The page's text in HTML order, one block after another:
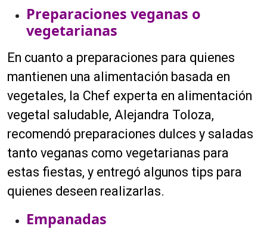
Preparaciones veganas o
vegetarianas
En cuanto a preparaciones para quienes
mantienen una alimentación basada en
vegetales, la Chef experta en alimentación
vegetal saludable, Alejandra Toloza,
recomendó preparaciones dulces y saladas
tanto veganas como vegetarianas para
estas fiestas, y entregó algunos tips para
quienes deseen realizarlas.
Empanadas